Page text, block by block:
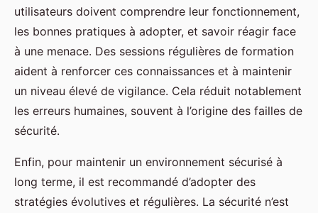
utilisateurs doivent comprendre leur fonctionnement,
les bonnes pratiques à adopter, et savoir réagir face
à une menace. Des sessions régulières de formation
aident à renforcer ces connaissances et à maintenir
un niveau élevé de vigilance. Cela réduit notablement
les erreurs humaines, souvent à l’origine des failles de
sécurité.
Enfin, pour maintenir un environnement sécurisé à
long terme, il est recommandé d’adopter des
stratégies évolutives et régulières. La sécurité n’est